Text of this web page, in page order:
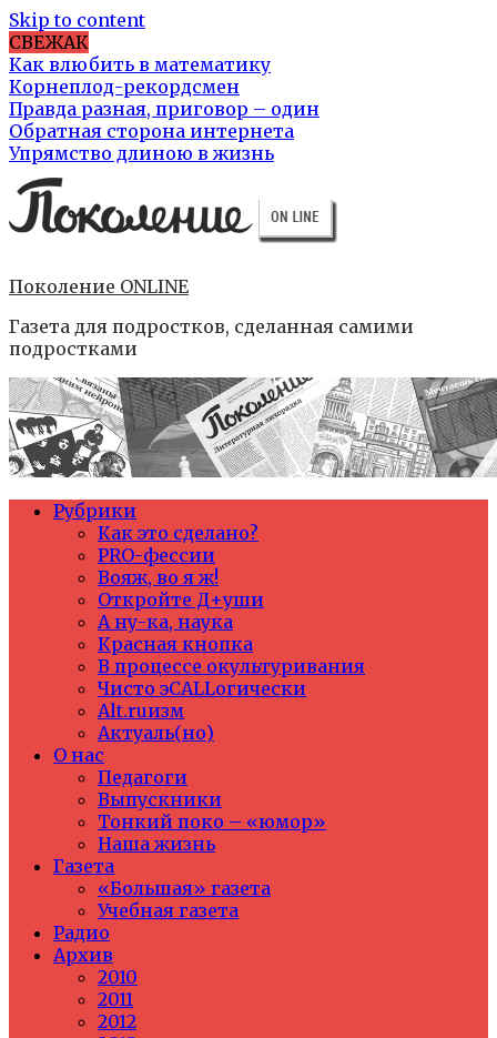
Skip to content
СВЕЖАК
Как влюбить в математику
Корнеплод-рекордсмен
Правда разная, приговор – один
Обратная сторона интернета
Упрямство длиною в жизнь
Поколение ONLINE
Газета для подростков, сделанная самими
подростками
Рубрики
Как это сделано?
PRO-фессии
Вояж, во я ж!
Откройте Д+уши
А ну-ка, наука
Красная кнопка
В процессе окультуривания
Чисто эCALLогически
Alt.ruизм
Актуаль(но)
О нас
Педагоги
Выпускники
Тонкий поко – «юмор»
Наша жизнь
Газета
«Большая» газета
Учебная газета
Радио
Архив
2010
2011
2012